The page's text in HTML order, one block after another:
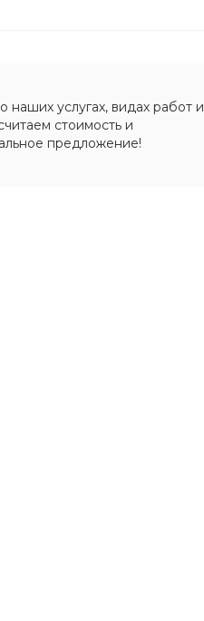
услугах, видах работ и
стоимость и
предложение!